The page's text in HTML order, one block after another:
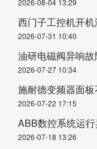
2026-08-04 13:29
西门子工控机开
2026-07-31 10:40
油研电磁阀异响
2026-07-27 10:34
施耐德变频器面
2026-07-22 17:15
ABB数控系统运
2026-07-18 13:26